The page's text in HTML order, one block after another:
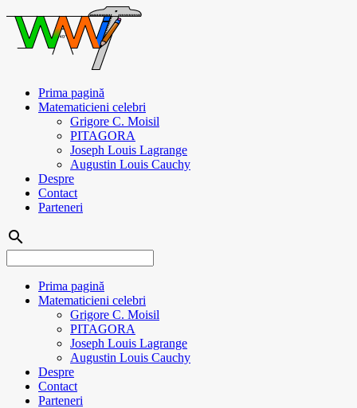
Prima pagină
Matematicieni celebri
Grigore C. Moisil
PITAGORA
Joseph Louis Lagrange
Augustin Louis Cauchy
Despre
Contact
Parteneri
search
Prima pagină
Matematicieni celebri
Grigore C. Moisil
PITAGORA
Joseph Louis Lagrange
Augustin Louis Cauchy
Despre
Contact
Parteneri